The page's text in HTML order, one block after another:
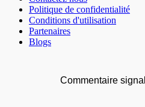
Politique de confidentialité
Conditions d'utilisation
Partenaires
Blogs
Commentaire